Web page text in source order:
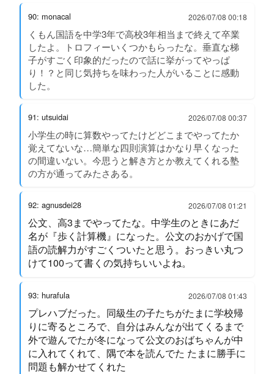
90: monacal 2026/07/08 00:18
くもん国語を中学3年で高校3年相当まで終えて卒業
したよ。トロフィーいくつかもらったな。垂直な梯
子がすごく印象的だったので話に挙がってやっぱ
り！？と同じ気持ちを味わった人がいることに感動
した。
91: utsuidai 2026/07/08 00:37
小学生の時に算数やってたけどどこまでやってたか
覚えてないな…簡単な四則演算はかなり早くなった
の間違いない。今思うと解き方とか教えてくれる塾
の方が通ってみたさある。
92: agnusdei28 2026/07/08 01:21
公文、高3までやってたな。中学生のときにあだ
名が『歩く計算機』になった。公文のおかげで国
語の読解力がすごくついたと思う。おっきい丸つ
けて100って書くの気持ちいいよね。
93: hurafula 2026/07/08 01:43
プレハブだった。同級生の子たちがたまに学校帰
りに寄るところで、自分はみんなが出てくるまで
外で遊んでたが冬になって公文のおばちゃんが中
に入れてくれて、隅で本を読んでた たまに勝手に
問題も解かせてくれた